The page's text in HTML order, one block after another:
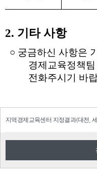
지역경제교육센터 지정결과(대전,